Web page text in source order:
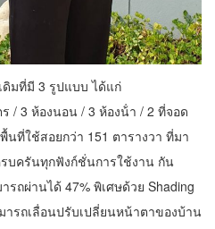
ดิมที่มี 3 รูปแบบ ได้แก่
/ 3 ห้องนอน / 3 ห้องน้ํา / 2 ที่จอด
ที่ใช้สอยกว่า 151 ตารางวา ที่มา
บครันทุกฟังก์ชั่นการใช้งาน กัน
รถผ่านได้ 47% พิเศษด้วย Shading
ารถเลื่อนปรับเปลี่ยนหน้าตาของบ้าน